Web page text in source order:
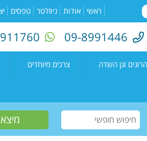
ראשי אודות ניוזלטר טפסים
09-8991446
וגן השדה
קדימה צורן
צרכים מיוחדים
עמיתים
שווים צעירים
חוגים למיוחדים